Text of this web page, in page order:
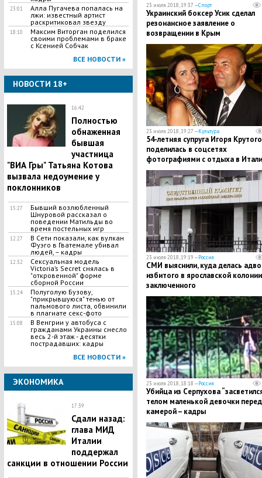
23:01
Алла Пугачева попалась на
лжи: известный артист
раскритиковал звезду
18:10
​Максим Виторган поделился
своими проблемами в браке
с Ксенией Собчак
ВСЕ НОВОСТИ »
НОВОСТИ 18+
16:42
Полностью
обнаженная
бывшая
участница
"ВИА Гры" Татьяна Котова
вызвала недоумение у
поклонников
15:27
Бывший возлюбленный
Шнуровой рассказал о
поведении Матильды во
время постельных игр
12:27
В Сети показали, как вулкан
Фуэго в Гватемале убивал
людей, – кадры
12:32
Сексуальная модель
Victoria’s Secret снялась в
"откровенной" форме
сборной России
15:24
Полуголую Бузову,
"прикрывшуюся" тенью от
пальмового листа, обвинили
в плагиате секс-фото
15:08
В Венгрии у автобуса с
гражданами Украины снесло
весь 2-й этаж - десятки
пострадавших: кадры
ВСЕ НОВОСТИ »
ЭКОНОМИКА
17:39
Сдали назад:
глава МИД
Италии
поддержал
санкции в отношении России
23 июля 2018, 19:37 —Спорт
Украинский боксер Усик сделал
резонансное заявление о
возвращении в Крым
23 июля 2018, 19:27 —Культура
54-летняя супруга Игоря Крутого
поделилась в соцсетях
фотографиями с отдыха в
23 июля 2018, 19:19 —Россия
СМИ выяснили, куда делась
избитого в ярославской колонии
заключенного
23 июля 2018, 18:18 —Россия
Убийца из Серпухова
телом маленькой девочки перед
камерой – кадры